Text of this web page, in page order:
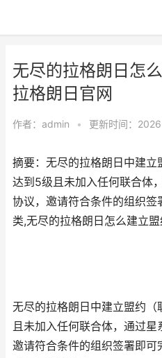
无尽的拉格朗日怎
拉格朗日官网
作者： admin • 更新时间：
摘要：无尽的拉格朗日中建
达到5级且未加入任何联合体
协议，邀请符合条件的组织
类,无尽的拉格朗日怎么建立
无尽的拉格朗日中建立盟约
且未加入任何联合体，通过星
邀请符合条件的组织签署即